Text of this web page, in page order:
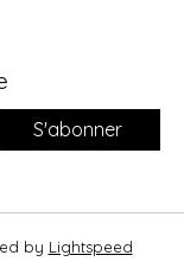
S'abonner
by Lightspeed